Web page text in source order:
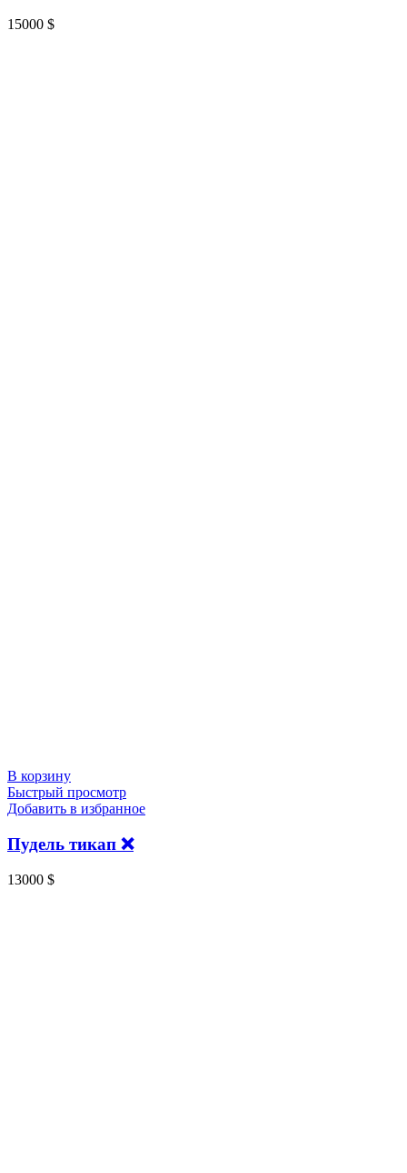
15000 $
В корзину
Быстрый просмотр
Добавить в избранное
Пудель тикап ❌️
13000 $